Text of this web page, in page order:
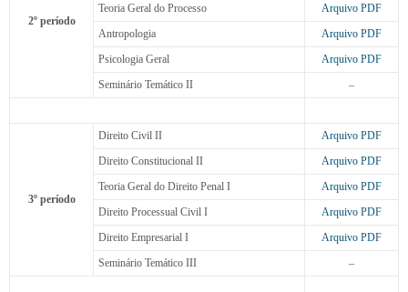
2º período
Teoria Geral do Processo
Arquivo PDF
Antropologia
Arquivo PDF
Psicologia Geral
Arquivo PDF
Seminário Temático II
–
3º período
Direito Civil II
Arquivo PDF
Direito Constitucional II
Arquivo PDF
Teoria Geral do Direito Penal I
Arquivo PDF
Direito Processual Civil I
Arquivo PDF
Direito Empresarial I
Arquivo PDF
Seminário Temático III
–